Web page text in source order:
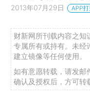
2013年07月29日 APP
财新网所刊载内容之知
专属所有或持有。未经
建立镜像等任何使用。
如有意愿转载，请发邮
确认及授权后，方可转